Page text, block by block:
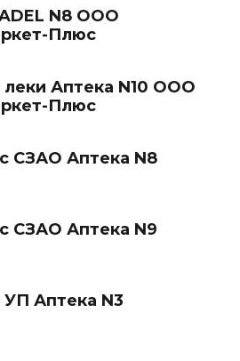
N8 ООО
Плюс
Аптека N10 ООО
Плюс
СЗАО Аптека N8
СЗАО Аптека N9
Аптека N3